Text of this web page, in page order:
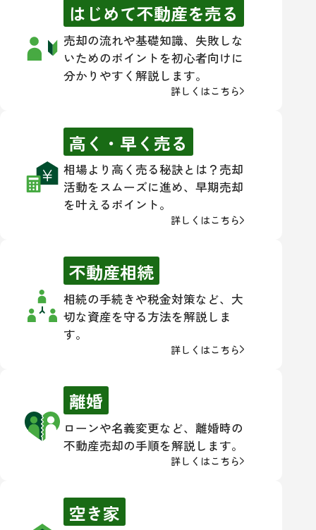
はじめて不動産を売る
売却の流れや基礎知識、失敗しな
いためのポイントを初心者向けに
分かりやすく解説します。
詳しくはこちら
高く・早く売る
相場より高く売る秘訣とは？売却
活動をスムーズに進め、早期売却
を叶えるポイント。
詳しくはこちら
不動産相続
相続の手続きや税金対策など、大
切な資産を守る方法を解説しま
す。
詳しくはこちら
離婚
ローンや名義変更など、離婚時の
不動産売却の手順を解説します。
詳しくはこちら
空き家